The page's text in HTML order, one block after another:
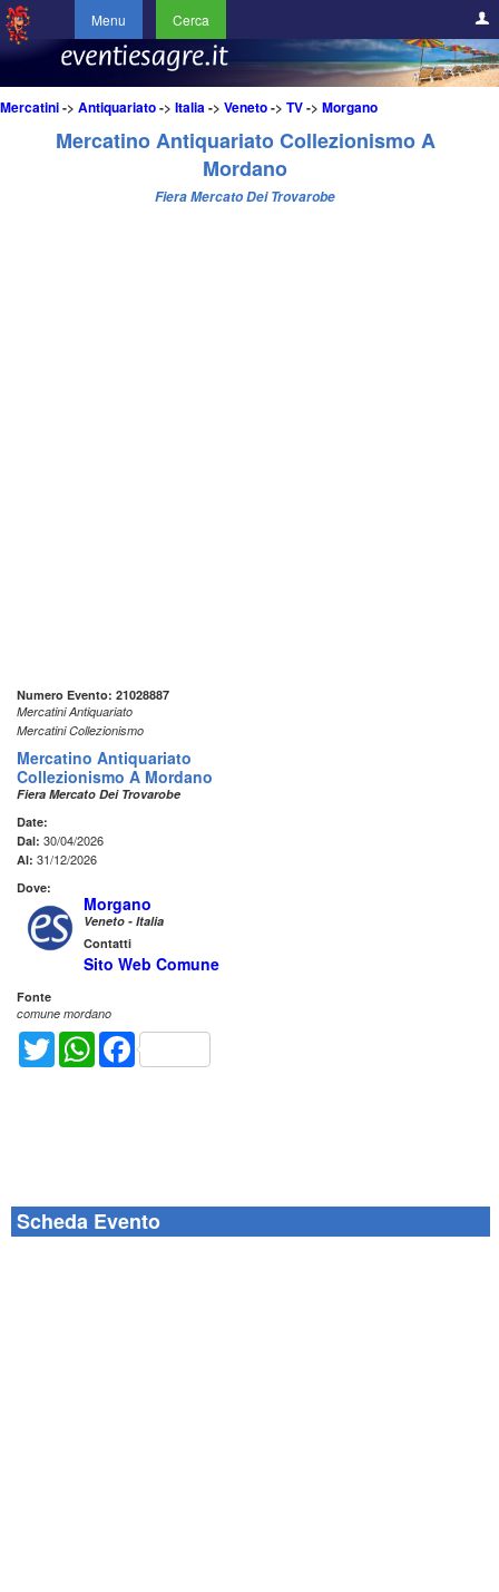
Menu Cerca
Mercatini-> Antiquariato-> Italia-> Veneto-> TV-> Morgano
Mercatino Antiquariato Collezionismo A
Mordano
Fiera Mercato Dei Trovarobe
Numero Evento: 21028887
Mercatini Antiquariato
Mercatini Collezionismo
Mercatino Antiquariato
Collezionismo A Mordano
Fiera Mercato Dei Trovarobe
Date:
Dal: 30/04/2026
Al: 31/12/2026
Dove:
Morgano
Veneto - Italia
Contatti
Sito Web Comune
Fonte
comune mordano
Twitter WhatsAppFacebook
Scheda Evento